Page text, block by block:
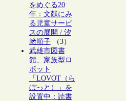
をめぐる20
年：文献にみ
る児童サービ
スの展開 / 汐
﨑順子（3）
武雄市図書
館、家族型ロ
ボット
「LOVOT（ら
ぼっと）」を
設置中：読書